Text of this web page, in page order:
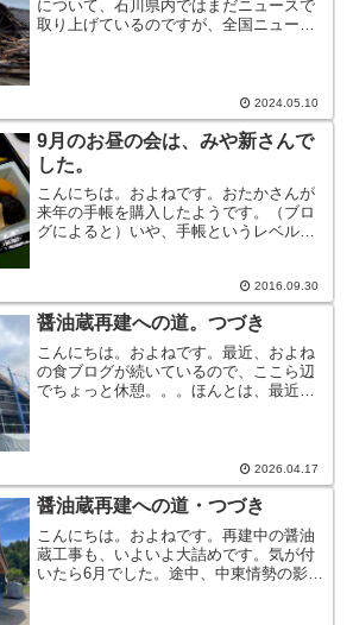
について、石川県内ではまだニュースで
取り上げているのですが、全国ニュース
ていたら、忘れる。普段の生... 2024.05.10
9月のお昼の会は、みや新さんで
した。
こんにちは。およねです。おたかさんが
来年の手帳を購入したようです。（ブロ
グによると）いや、手帳というレベルの
が手帳です。毎日のスケジュールを立
て、それが終わったらぐし...
2016.09.30
醤油蔵再建への道。つづき
こんにちは。およねです。最近、およね
の食ブログが続いているので、ここら辺
でちょっと休憩。。。ほんとは、最近メ
2026.04.17
醤油蔵再建への道・つづき
こんにちは。およねです。再建中の醤油
蔵工事も、いよいよ大詰めです。気が付
いたら6月でした。途中、中東情勢の影響